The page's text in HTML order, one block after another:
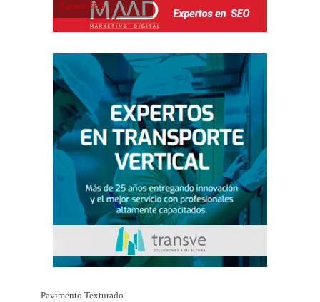
Agencia SEO
Pavimento Texturado